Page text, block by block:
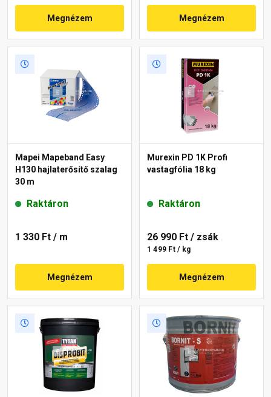
Megnézem Megnézem
Mapei Mapeband Easy
H130 hajlaterősítő szalag
30 m
Raktáron
1 330 Ft / m
Megnézem
Murexin PD 1K Profi
vastagfólia 18 kg
Raktáron
26 990 Ft / zsák
1 499 Ft / kg
Megnézem